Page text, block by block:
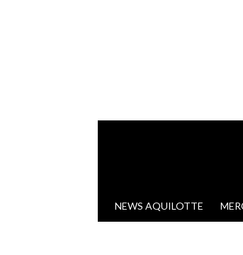
VAI AL CONTENUTO
NEWS AQUILOTTE